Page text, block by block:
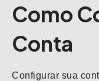
Como
Conta
Configurar sua